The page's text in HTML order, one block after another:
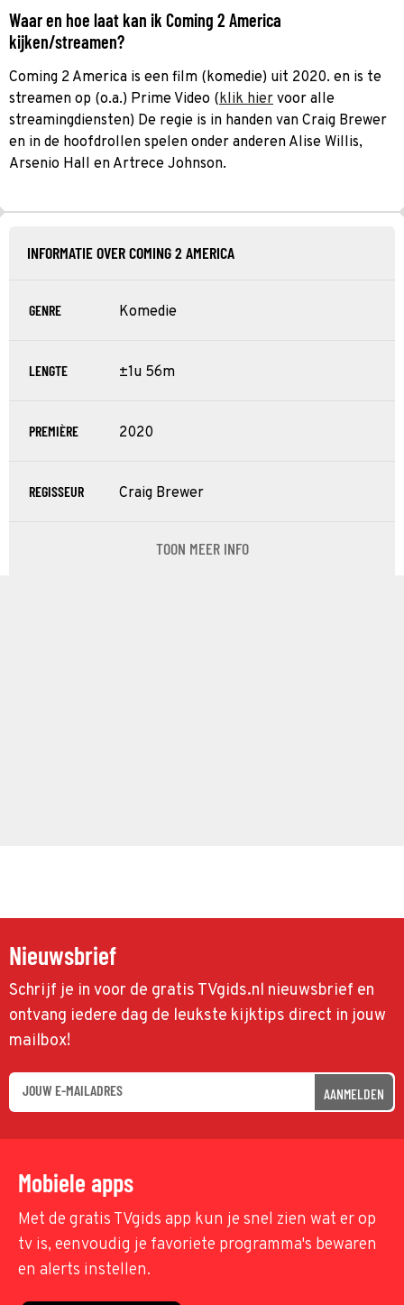
Waar en hoe laat kan ik Coming 2 America
kijken/streamen?
Coming 2 America is een film (komedie) uit 2020. en is te
streamen op (o.a.) Prime Video (klik hier voor alle
streamingdiensten) De regie is in handen van Craig Brewer
en in de hoofdrollen spelen onder anderen Alise Willis,
Arsenio Hall en Artrece Johnson.
INFORMATIE OVER COMING 2 AMERICA
GENRE Komedie
LENGTE ±1u 56m
PREMIÈRE 2020
REGISSEUR Craig Brewer
TOON MEER INFO
Nieuwsbrief
Schrijf je in voor de gratis TVgids.nl nieuwsbrief en
ontvang iedere dag de leukste kijktips direct in jouw
mailbox!
AANMELDEN
Mobiele apps
Met de gratis TVgids app kun je snel zien wat er op
tv is, eenvoudig je favoriete programma's bewaren
en alerts instellen.